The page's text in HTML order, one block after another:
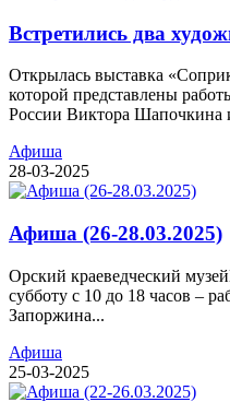
Встретились два
Открылась выставка
которой представлены
России Виктора Шапочкина
Афиша
28-03-2025
Афиша (26-28.03.2025)
Орский краеведческий
субботу с 10 до 18 часов –
Запоржина...
Афиша
25-03-2025